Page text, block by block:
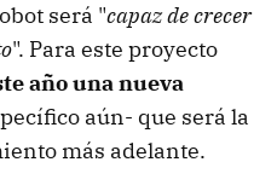
será "capaz de crecer
". Para este proyecto
año una nueva
aún- que será la
más adelante.